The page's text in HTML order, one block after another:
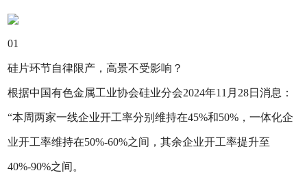
01
硅片环节自律限产，高景不受影响？
根据中国有色金属工业协会硅业分会2024年11月28日消息：
“本周两家一线企业开工率分别维持在45%和50%，一体化企
业开工率维持在50%-60%之间，其余企业开工率提升至
40%-90%之间。